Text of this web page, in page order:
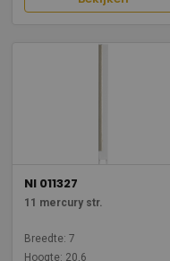
NI 011327
11 mercury str.
Breedte: 7
Hoogte: 20,6